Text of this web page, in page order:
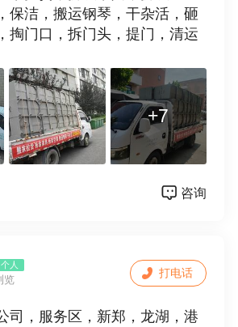
保洁，搬运钢琴，干杂活，砸
掏门口，拆门头，提门，清运
。15538109881
+7
咨询
个人
览
司，服务区，新郑，龙湖，港
打电话